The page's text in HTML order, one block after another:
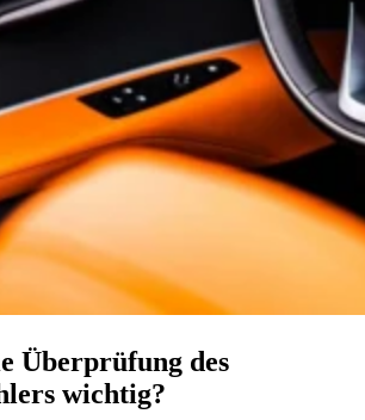
Überprüfung des
wichtig?